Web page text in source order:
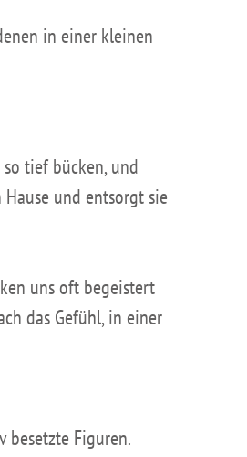
in einer kleinen
tief bücken, und
und entsorgt sie
uns oft begeistert
das Gefühl, in einer
Figuren.